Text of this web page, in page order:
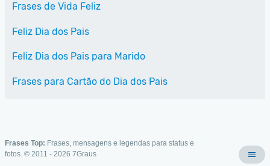
Frases de Vida Feliz
Feliz Dia dos Pais
Feliz Dia dos Pais para Marido
Frases para Cartão do Dia dos Pais
Frases Top: Frases, mensagens e legendas para status e
fotos. © 2011 - 2026 7Graus